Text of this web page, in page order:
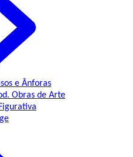
e Ânforas
Obras de Arte